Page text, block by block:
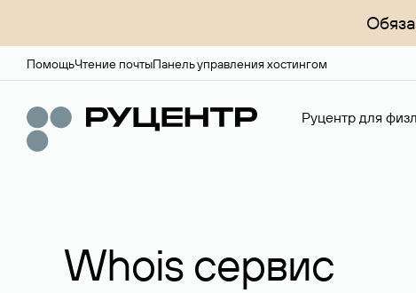
ПомощьЧтение почтыПанель управления хостингом
Руцентр для
Whois сервис